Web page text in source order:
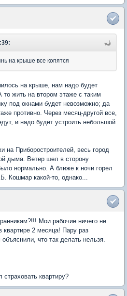
на крыше все копятся
на крыше, нам надо будет
то жить на втором этаже с таким
под окнами будет невозможно; да
противно. Через месяц-другой все,
и надо будет устроить небольшой
на Приборостроителей, весь город
дыма. Ветер шел в сторону
нормально. А ближе к ночи горел
Кошмар какой-то, однако...
Мои рабочие ничего не
квартире 2 месяца! Пару раз
что так делать нельзя.
страховать квартиру?